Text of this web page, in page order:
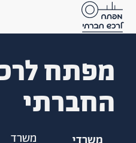
מפתח
החברתי
משרד